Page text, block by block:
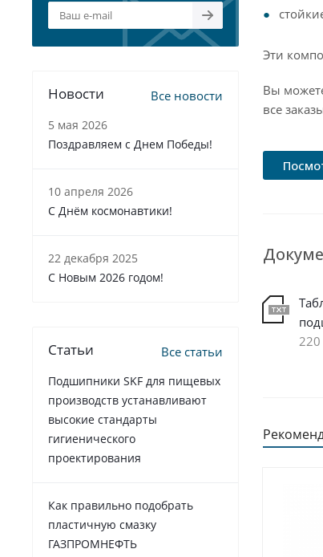
Эти
Вы
все
220
Новости Все новости
5 мая 2026
Поздравляем с Днем Победы!
10 апреля 2026
С Днём космонавтики!
22 декабря 2025
C Новым 2026 годом!
Статьи Все статьи
Подшипники SKF для пищевых
производств устанавливают
высокие стандарты
гигиенического
проектирования
Как правильно подобрать
пластичную смазку
ГАЗПРОМНЕФТЬ